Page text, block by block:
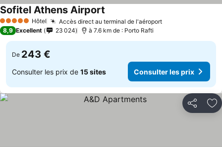
5 Étoiles Hôtel Accès direct au terminal de l'aéroport
Sofitel Athens Airport
8,9 Excellent 23 024 à 7.6 km de : Porto Rafti
De 243 €
Consulter les prix de 15 sites Consulter les prix
Partager